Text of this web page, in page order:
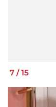
7 / 15